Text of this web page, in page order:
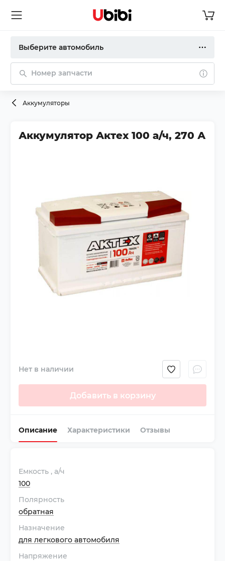
Выберите автомобиль
Номер запчасти
Аккумуляторы
Аккумулятор Актех 100 а/ч, 270 А
Нет в наличии
Добавить в корзину
Описание Характеристики Отзывы
Емкость , а/ч
100
Полярность
обратная
Назначение
для легкового автомобиля
Напряжение